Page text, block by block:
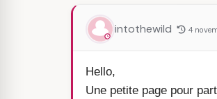
intothewild 4
Hello,
Une petite page pour